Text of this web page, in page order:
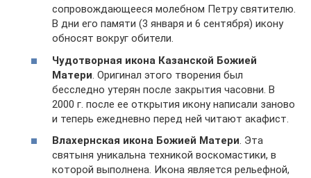
сопровождающееся молебном Петру святителю.
В дни его памяти (3 января и 6 сентября) икону
обносят вокруг обители.
Чудотворная икона Казанской Божией
Матери. Оригинал этого творения был
бесследно утерян после закрытия часовни. В
2000 г. после ее открытия икону написали заново
и теперь ежедневно перед ней читают акафист.
Влахернская икона Божией Матери. Эта
святыня уникальна техникой воскомастики, в
которой выполнена. Икона является рельефной,